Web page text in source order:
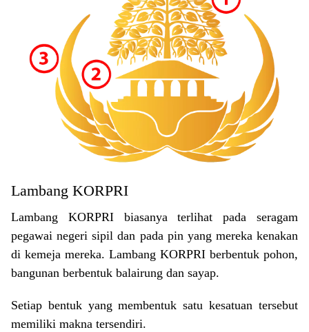
Lambang KORPRI
Lambang KORPRI biasanya terlihat pada seragam
pegawai negeri sipil dan pada pin yang mereka kenakan
di kemeja mereka. Lambang KORPRI berbentuk pohon,
bangunan berbentuk balairung dan sayap.
Setiap bentuk yang membentuk satu kesatuan tersebut
memiliki makna tersendiri.